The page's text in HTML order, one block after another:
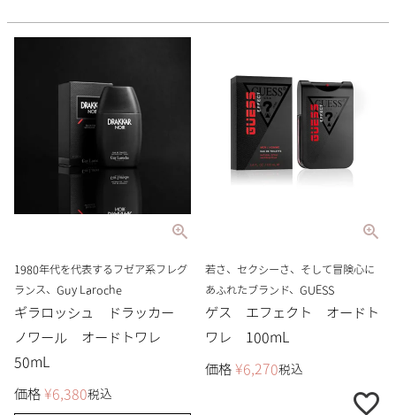
1980年代を代表するフゼア系フレグ
ランス、Guy Laroche
ギラロッシュ ドラッカー
ノワール オードトワレ
50mL
価格 ¥6,380税込
若さ、セクシーさ、そして冒険心に
あふれたブランド、GUESS
ゲス エフェクト オードト
ワレ 100mL
価格 ¥6,270税込